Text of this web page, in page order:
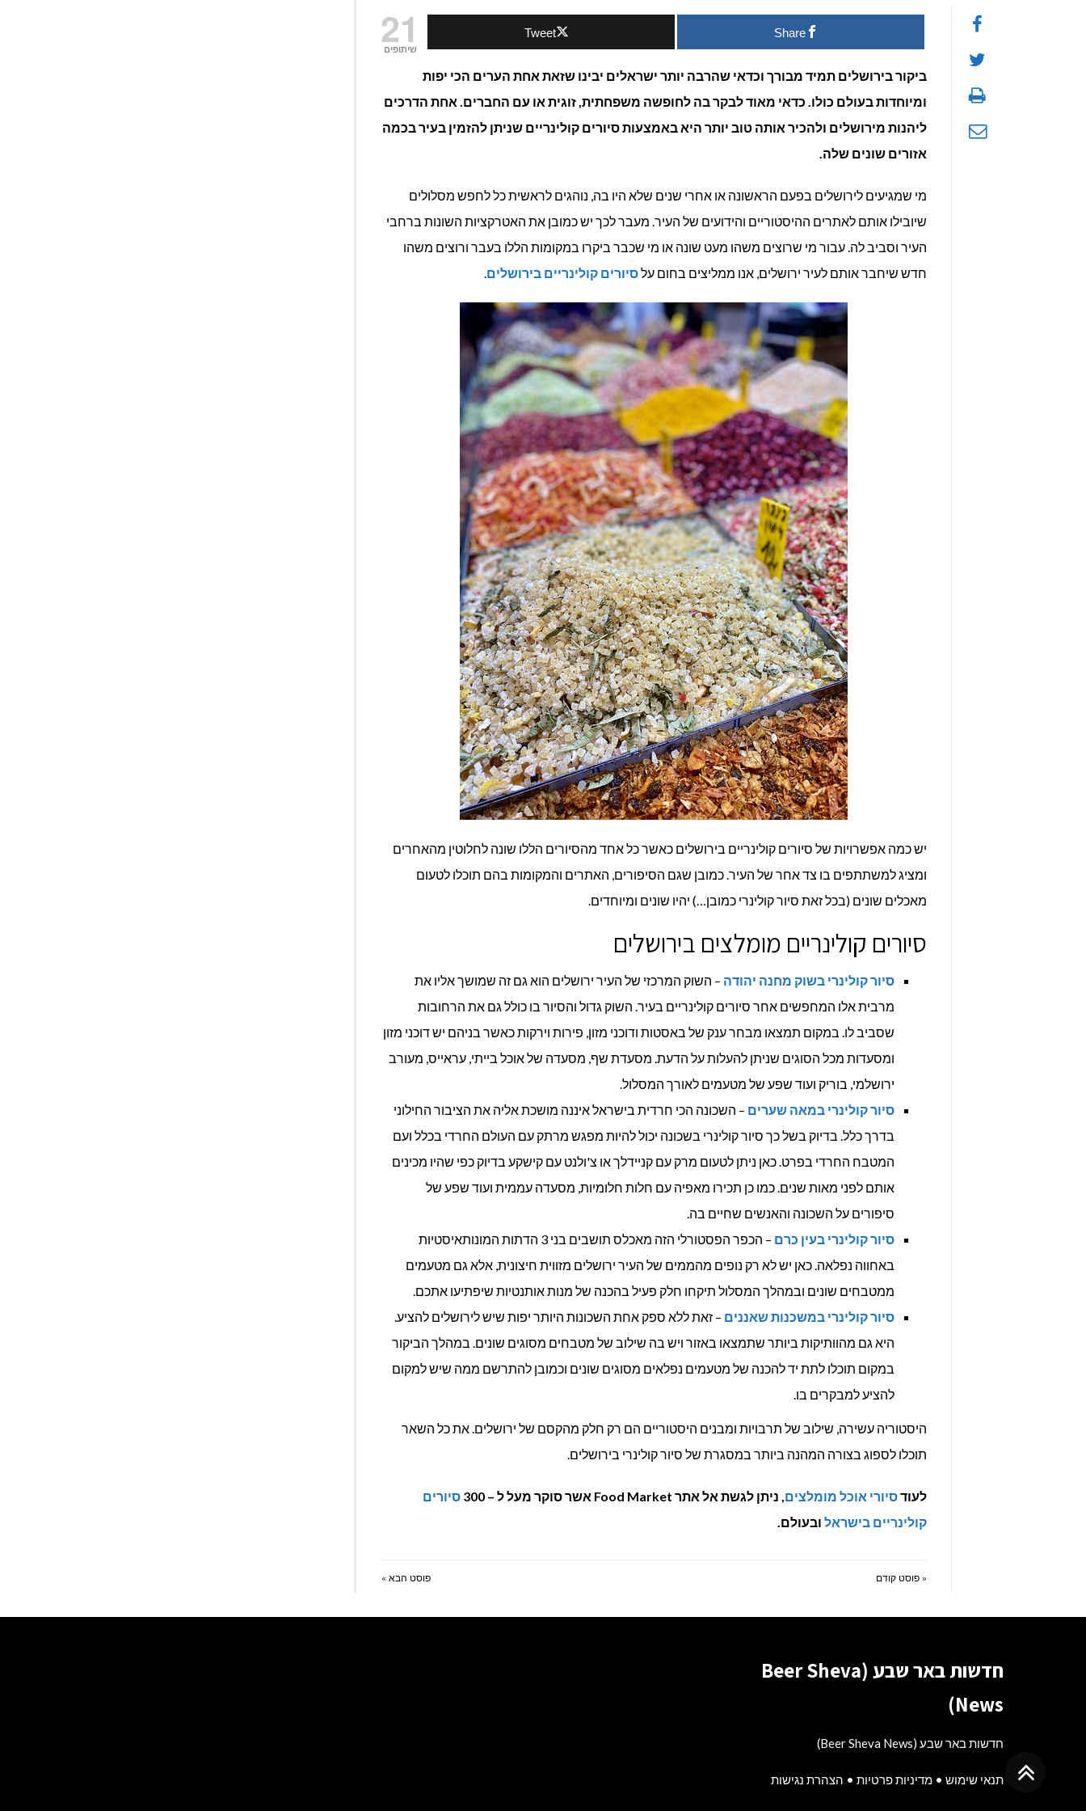
את
21
שיתופים
Share
Tweet
ביקור בירושלים תמיד מבורך וכדאי שהרבה יותר ישראלים יבינו שזאת אחת הערים הכי יפות
ומיוחדות בעולם כולו. כדאי מאוד לבקר בה לחופשה משפחתית, זוגית או עם החברים. אחת הדרכים
ליהנות מירושלים ולהכיר אותה טוב יותר היא באמצעות סיורים קולינריים שניתן להזמין בעיר בכמה
אזורים שונים שלה.
מי שמגיעים לירושלים בפעם הראשונה או אחרי שנים שלא היו בה, נוהגים לראשית כל לחפש מסלולים
שיובילו אותם לאתרים ההיסטוריים והידועים של העיר. מעבר לכך יש כמובן את האטרקציות השונות ברחבי
העיר וסביב לה. עבור מי שרוצים משהו מעט שונה או מי שכבר ביקרו במקומות הללו בעבר ורוצים משהו
חדש שיחבר אותם לעיר ירושלים, אנו ממליצים בחום עלסיורים קולינריים בירושלים.
יש כמה אפשרויות של סיורים קולינריים בירושלים כאשר כל אחד מהסיורים הללו שונה לחלוטין מהאחרים
ומציג למשתתפים בו צד אחר של העיר. כמובן שגם הסיפורים, האתרים והמקומות בהם תוכלו לטעום
מאכלים שונים (בכל זאת סיור קולינרי כמובן…) יהיו שונים ומיוחדים.
סיורים קולינריים מומלצים בירושלים
סיור קולינרי בשוק מחנה יהודה – השוק המרכזי של העיר ירושלים הוא גם זה שמושך אליו את
מרבית אלו המחפשים אחר סיורים קולינריים בעיר. השוק גדול והסיור בו כולל גם את הרחובות
שסביב לו. במקום תמצאו מבחר ענק של באסטות ודוכני מזון, פירות וירקות כאשר בניהם יש דוכני מזון
ומסעדות מכל הסוגים שניתן להעלות על הדעת. מסעדת שף, מסעדה של אוכל בייתי, עראייס, מעורב
ירושלמי, בוריק ועוד שפע של מטעמים לאורך המסלול.
סיור קולינרי במאה שערים – השכונה הכי חרדית בישראל איננה מושכת אליה את הציבור החילוני
בדרך כלל. בדיוק בשל כך סיור קולינרי בשכונה יכול להיות מפגש מרתק עם העולם החרדי בכלל ועם
המטבח החרדי בפרט. כאן ניתן לטעום מרק עם קניידלך או צ'ולנט עם קישקע בדיוק כפי שהיו מכינים
אותם לפני מאות שנים. כמו כן תכירו מאפיה עם חלות חלומיות, מסעדה עממית ועוד שפע של
סיפורים על השכונה והאנשים שחיים בה.
סיור קולינרי בעין כרם
– הכפר הפסטורלי הזה מאכלס תושבים בני 3 הדתות המונותאיסטיות
באחווה נפלאה. כאן יש לא רק נופים מהממים של העיר ירושלים מזווית חיצונית, אלא גם מטעמים
ממטבחים שונים ובמהלך המסלול תיקחו חלק פעיל בהכנה של מנות אותנטיות שיפתיעו אתכם.
סיור קולינרי במשכנות שאננים – זאת ללא ספק אחת השכונות היותר יפות שיש לירושלים להציע.
היא גם מהוותיקות ביותר שתמצאו באזור ויש בה שילוב של מטבחים מסוגים שונים. במהלך הביקור
במקום תוכלו לתת יד להכנה של מטעמים נפלאים מסוגים שונים וכמובן להתרשם ממה שיש למקום
להציע למבקרים בו.
היסטוריה עשירה, שילוב של תרבויות ומבנים היסטוריים הם רק חלק מהקסם של ירושלים. את כל השאר
תוכלו לספוג בצורה המהנה ביותר במסגרת של סיור קולינרי בירושלים.
לעודסיורי אוכל מומלצים, ניתן לגשת אל אתר Food Market אשר סוקר מעל ל – 300
סיורים
קולינריים בישראל ובעולם.
« פוסט קודם פוסט הבא »
חדשות באר שבע (Beer Sheva
News)
חדשות באר שבע (Beer Sheva News)
תנאי שימוש • מדיניות פרטיות • הצהרת נגישות
גלילה